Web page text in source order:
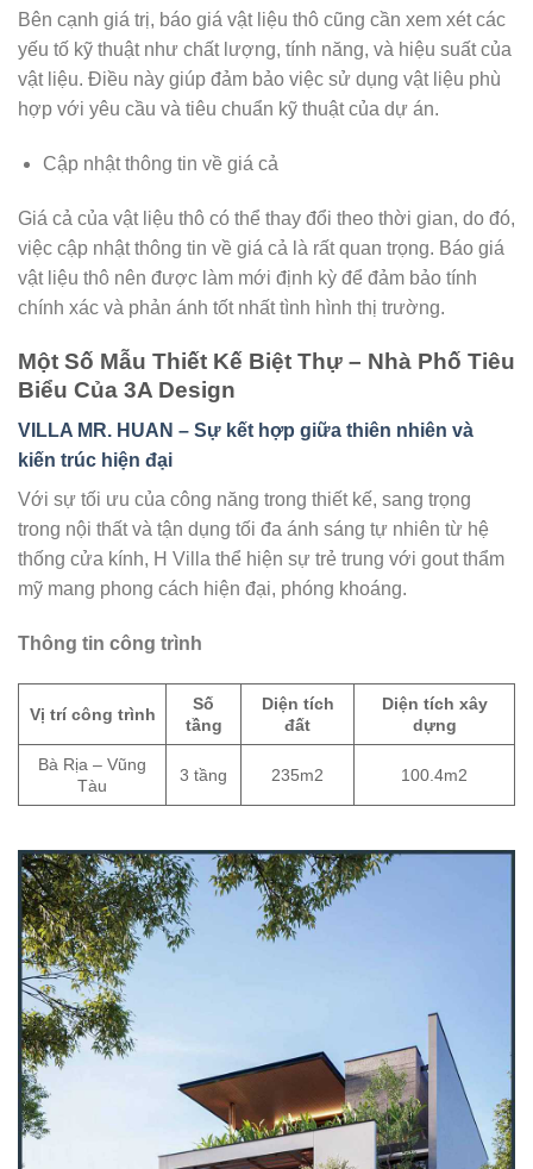
Bên cạnh giá trị, báo giá vật liệu thô cũng cần xem xét các
yếu tố kỹ thuật như chất lượng, tính năng, và hiệu suất của
vật liệu. Điều này giúp đảm bảo việc sử dụng vật liệu phù
hợp với yêu cầu và tiêu chuẩn kỹ thuật của dự án.
Cập nhật thông tin về giá cả
Giá cả của vật liệu thô có thể thay đổi theo thời gian, do đó,
việc cập nhật thông tin về giá cả là rất quan trọng. Báo giá
vật liệu thô nên được làm mới định kỳ để đảm bảo tính
chính xác và phản ánh tốt nhất tình hình thị trường.
Một Số Mẫu Thiết Kế Biệt Thự – Nhà Phố Tiêu
Biểu Của 3A Design
VILLA MR. HUAN – Sự kết hợp giữa thiên nhiên và
kiến trúc hiện đại
Với sự tối ưu của công năng trong thiết kế, sang trọng
trong nội thất và tận dụng tối đa ánh sáng tự nhiên từ hệ
thống cửa kính, H Villa thể hiện sự trẻ trung với gout thẩm
mỹ mang phong cách hiện đại, phóng khoáng.
Thông tin công trình
Vị trí công trình
Số
tầng
Diện tích
đất
Diện tích xây
dựng
Bà Rịa – Vũng
Tàu
3 tầng 235m2 100.4m2